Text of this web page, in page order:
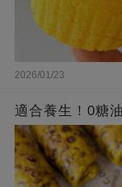
2026/01/23
適合養生！0糖